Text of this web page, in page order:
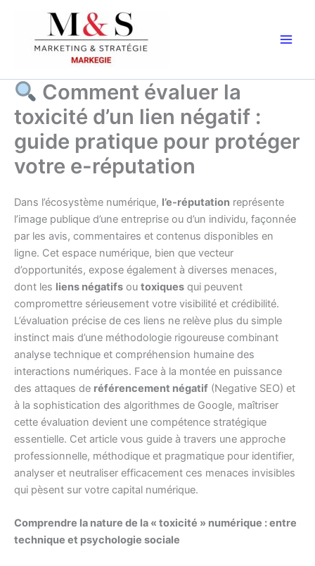
contenu
Comment évaluer la
toxicité d’un lien négatif :
guide pratique pour protéger
votre e-réputation
Dans l’écosystème numérique, l’e-réputation représente
l’image publique d’une entreprise ou d’un individu, façonnée
par les avis, commentaires et contenus disponibles en
ligne. Cet espace numérique, bien que vecteur
d’opportunités, expose également à diverses menaces,
dont les liens négatifs ou toxiques qui peuvent
compromettre sérieusement votre visibilité et crédibilité.
L’évaluation précise de ces liens ne relève plus du simple
instinct mais d’une méthodologie rigoureuse combinant
analyse technique et compréhension humaine des
interactions numériques. Face à la montée en puissance
des attaques de référencement négatif (Negative SEO) et
à la sophistication des algorithmes de Google, maîtriser
cette évaluation devient une compétence stratégique
essentielle. Cet article vous guide à travers une approche
professionnelle, méthodique et pragmatique pour identifier,
analyser et neutraliser efficacement ces menaces invisibles
qui pèsent sur votre capital numérique.
Comprendre la nature de la « toxicité » numérique : entre
technique et psychologie sociale